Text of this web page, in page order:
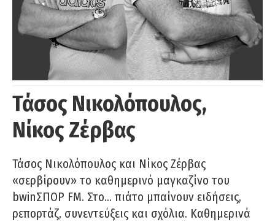
Τάσος Νικολόπουλος,
Νίκος Ζέρβας
Τάσος Νικολόπουλος και Νίκος Ζέρβας
«σερβίρουν» το καθημερινό μαγκαζίνο του
bwinΣΠΟΡ FM. Στο… πιάτο μπαίνουν ειδήσεις,
ρεπορτάζ, συνεντεύξεις και σχόλια. Καθημερινά